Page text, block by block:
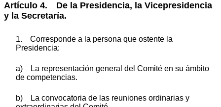
Artículo 4. De la Presidencia, la Vicepresidencia
y la Secretaría.
1. Corresponde a la persona que ostente la
Presidencia:
a) La representación general del Comité en su ámbito
de competencias.
b) La convocatoria de las reuniones ordinarias y